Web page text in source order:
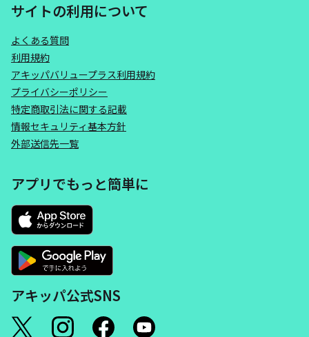
サイトの利用について
よくある質問
利用規約
アキッパバリュープラス利用規約
プライバシーポリシー
特定商取引法に関する記載
情報セキュリティ基本方針
外部送信先一覧
アプリでもっと簡単に
アキッパ公式SNS